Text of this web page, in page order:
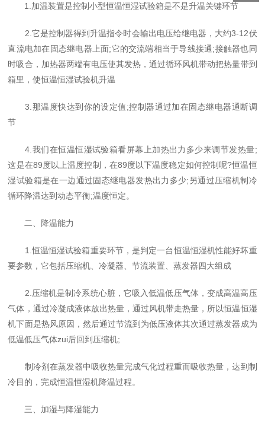
1.加温装置是控制小型恒温恒湿试验箱是不是升温关键环节
2.它是控制器得到升温指令时会输出电压给继电器，大约3-12伏
直流电加在固态继电器上面;它的交流端相当于导线接通;接触器也同
时吸合，加热器两端有电压使其发热，通过循环风机带动把热量带到
箱里，使恒温恒湿试验机升温
3.那温度快达到你的设定值;控制器通过加在固态继电器通断调
节
4.我们在恒温恒湿试验箱看屏幕上加热出力多少来调节发热量;
这是在89度以上温度控制，在89度以下温度稳定如何控制呢?恒温恒
湿试验箱是在一边通过固态继电器发热出力多少;另通过压缩机制冷
循环降温达到动态平衡;温度恒定。
二、降温能力
1.恒温恒湿试验箱重要环节，是判定一台恒温恒湿机性能好坏重
要参数，它包括压缩机、冷凝器、节流装置、蒸发器四大组成
2.压缩机是制冷系统心脏，它吸入低温低压气体，变成高温高压
气体，通过冷凝成液体放出热量，通过风机带走热量，所以恒温恒湿
机下面是热风原因，然后通过节流到为低压液体其次通过蒸发器成为
低温低压气体zui后回到压缩机;
制冷剂在蒸发器中吸收热量完成气化过程重而吸收热量，达到制
冷目的，完成恒温恒湿机降温过程。
三、加湿与降湿能力